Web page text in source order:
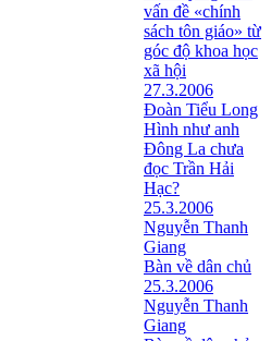
vấn đề «chính
sách tôn giáo» từ
góc độ khoa học
xã hội
27.3.2006
Đoàn Tiểu Long
Hình như anh
Đông La chưa
đọc Trần Hải
Hạc?
25.3.2006
Nguyễn Thanh
Giang
Bàn về dân chủ
25.3.2006
Nguyễn Thanh
Giang